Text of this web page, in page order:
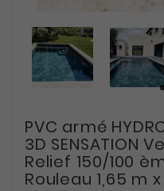
PVC armé
3D SENSATION
Relief 150/100
Rouleau 1,65 m